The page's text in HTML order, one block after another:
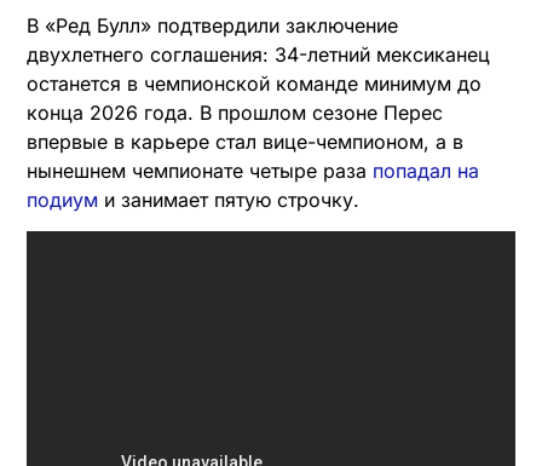
В «Ред Булл» подтвердили заключение
двухлетнего соглашения: 34-летний мексиканец
останется в чемпионской команде минимум до
конца 2026 года. В прошлом сезоне Перес
впервые в карьере стал вице-чемпионом, а в
нынешнем чемпионате четыре раза попадал на
подиум и занимает пятую строчку.